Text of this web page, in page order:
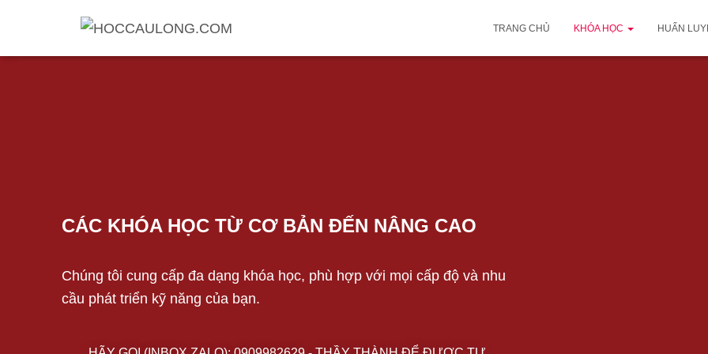
TRANG CHỦ KHÓA HỌC HUẤN
CÁC KHÓA HỌC TỪ CƠ BẢN ĐẾN NÂNG CAO
Chúng tôi cung cấp đa dạng khóa học, phù hợp với mọi cấp độ và nhu
cầu phát triển kỹ năng của bạn.